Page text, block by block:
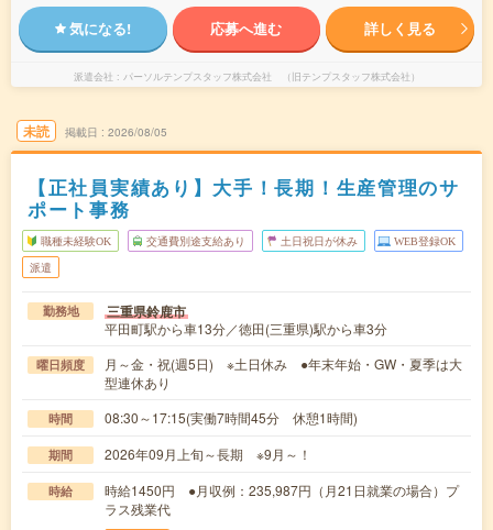
気になる! 応募へ進む 詳しく見る
派遣会社 パーソルテンプスタッフ株式会社 （旧テンプスタッフ株式会社）
未読 掲載日 2026/08/05
【正社員実績あり】大手！長期！生産管理のサ
ポート事務
職種未経験OK 交通費別途支給あり 土日祝日が休み WEB登録OK
派遣
勤務地 三重県鈴鹿市
平田町駅から車13分／徳田(三重県)駅から車3分
曜日頻度
月～金・祝(週5日) ※土日休み ●年末年始・GW・夏季は大
型連休あり
時間 08:30～17:15(実働7時間45分 休憩1時間)
期間 2026年09月上旬～長期 ※9月～！
時給
時給1450円 ●月収例：235,987円（月21日就業の場合）プ
ラス残業代